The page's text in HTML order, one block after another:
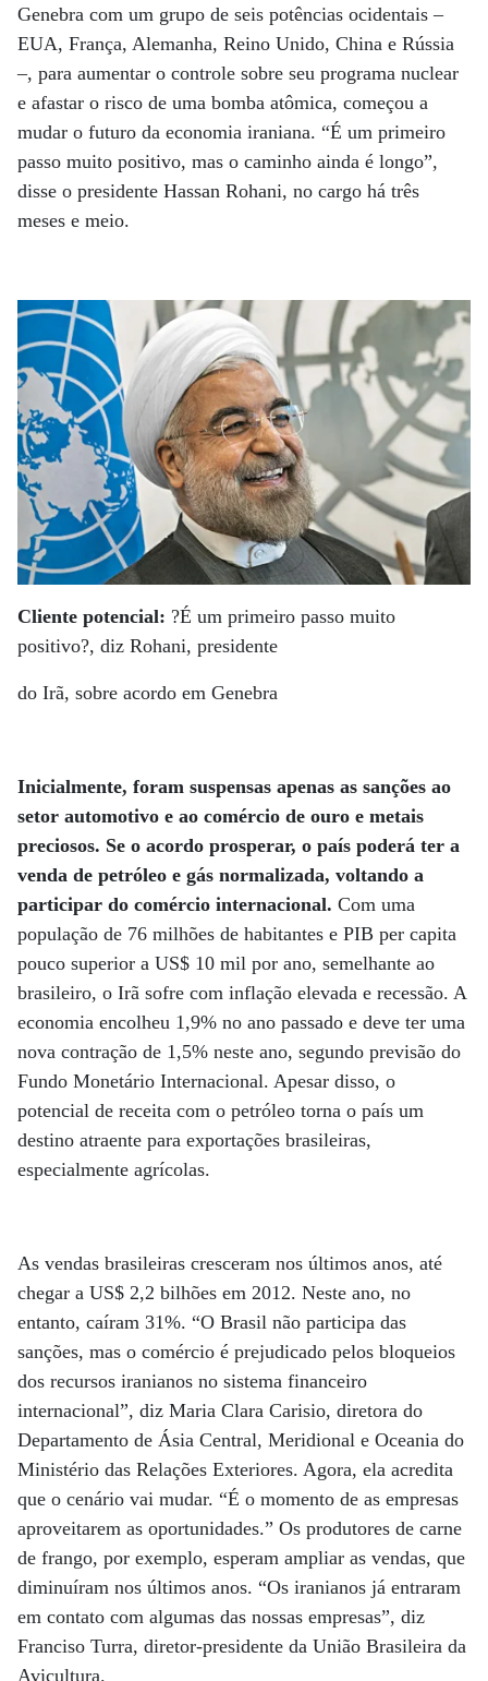
Genebra com um grupo de seis potências ocidentais –
EUA, França, Alemanha, Reino Unido, China e Rússia
–, para aumentar o controle sobre seu programa nuclear
e afastar o risco de uma bomba atômica, começou a
mudar o futuro da economia iraniana. “É um primeiro
passo muito positivo, mas o caminho ainda é longo”,
disse o presidente Hassan Rohani, no cargo há três
meses e meio.
Cliente potencial: ?É um primeiro passo muito
positivo?, diz Rohani, presidente
do Irã, sobre acordo em Genebra
Inicialmente, foram suspensas apenas as sanções ao
setor automotivo e ao comércio de ouro e metais
preciosos. Se o acordo prosperar, o país poderá ter a
venda de petróleo e gás normalizada, voltando a
participar do comércio internacional. Com uma
população de 76 milhões de habitantes e PIB per capita
pouco superior a US$ 10 mil por ano, semelhante ao
brasileiro, o Irã sofre com inflação elevada e recessão. A
economia encolheu 1,9% no ano passado e deve ter uma
nova contração de 1,5% neste ano, segundo previsão do
Fundo Monetário Internacional. Apesar disso, o
potencial de receita com o petróleo torna o país um
destino atraente para exportações brasileiras,
especialmente agrícolas.
As vendas brasileiras cresceram nos últimos anos, até
chegar a US$ 2,2 bilhões em 2012. Neste ano, no
entanto, caíram 31%. “O Brasil não participa das
sanções, mas o comércio é prejudicado pelos bloqueios
dos recursos iranianos no sistema financeiro
internacional”, diz Maria Clara Carisio, diretora do
Departamento de Ásia Central, Meridional e Oceania do
Ministério das Relações Exteriores. Agora, ela acredita
que o cenário vai mudar. “É o momento de as empresas
aproveitarem as oportunidades.” Os produtores de carne
de frango, por exemplo, esperam ampliar as vendas, que
diminuíram nos últimos anos. “Os iranianos já entraram
em contato com algumas das nossas empresas”, diz
Franciso Turra, diretor-presidente da União Brasileira da
Avicultura.